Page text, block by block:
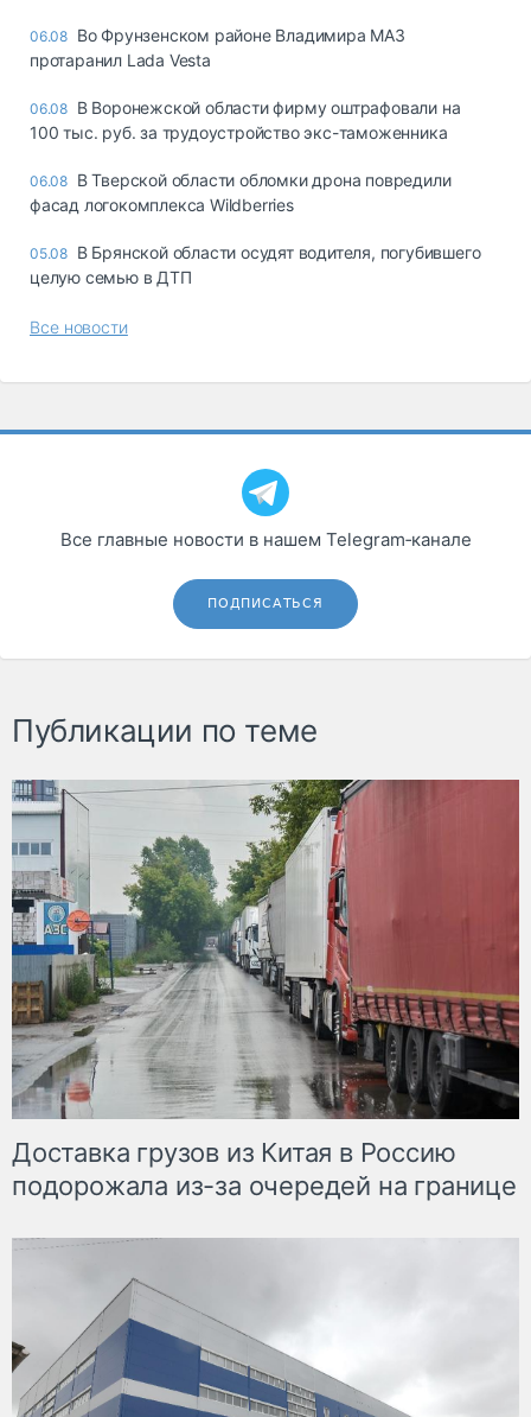
06.08 Во Фрунзенском районе Владимира МАЗ
протаранил Lada Vesta
06.08 В Воронежской области фирму оштрафовали на
100 тыс. руб. за трудоустройство экс-таможенника
06.08 В Тверской области обломки дрона повредили
фасад логокомплекса Wildberries
05.08 В Брянской области осудят водителя, погубившего
целую семью в ДТП
Все новости
Все главные новости в нашем Telegram‑канале
ПОДПИСАТЬСЯ
Публикации по теме
Доставка грузов из Китая в Россию
подорожала из-за очередей на границе